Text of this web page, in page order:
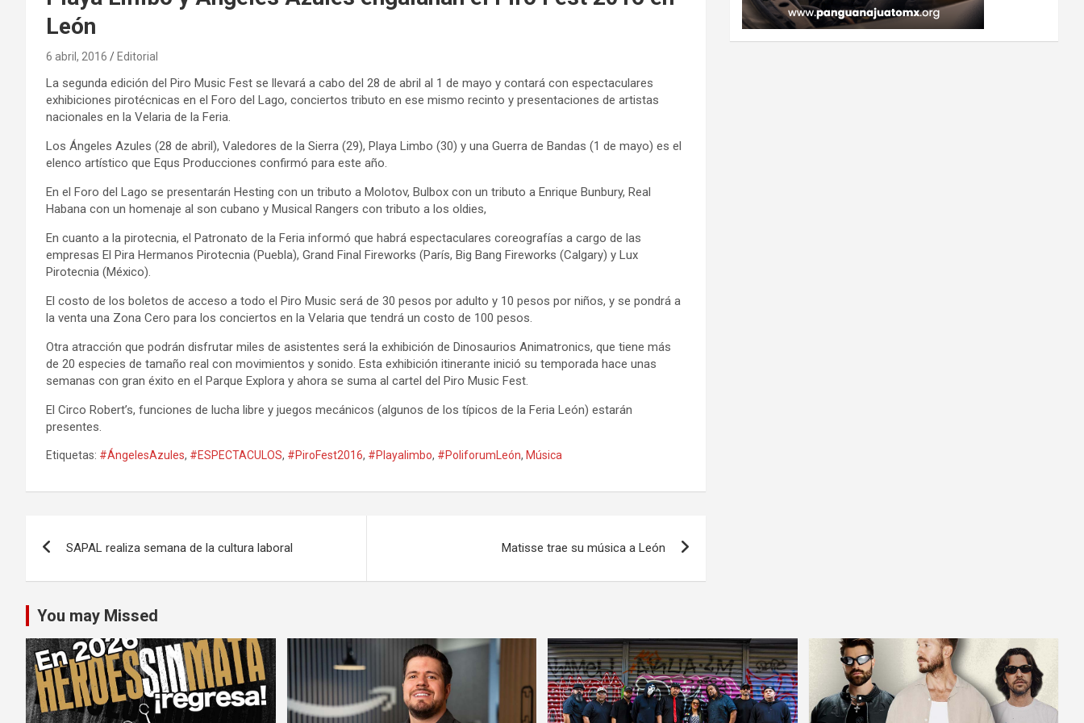
León
6 abril, 2016 Editorial
La segunda edición del Piro Music Fest se llevará a cabo del 28 de abril al 1 de mayo y contará con espectaculares
exhibiciones pirotécnicas en el Foro del Lago, conciertos tributo en ese mismo recinto y presentaciones de artistas
nacionales en la Velaria de la Feria.
Los Ángeles Azules (28 de abril), Valedores de la Sierra (29), Playa Limbo (30) y una Guerra de Bandas (1 de mayo) es el
elenco artístico que Equs Producciones confirmó para este año.
En el Foro del Lago se presentarán Hesting con un tributo a Molotov, Bulbox con un tributo a Enrique Bunbury, Real
Habana con un homenaje al son cubano y Musical Rangers con tributo a los oldies,
En cuanto a la pirotecnia, el Patronato de la Feria informó que habrá espectaculares coreografías a cargo de las
empresas El Pira Hermanos Pirotecnia (Puebla), Grand Final Fireworks (París, Big Bang Fireworks (Calgary) y Lux
Pirotecnia (México).
El costo de los boletos de acceso a todo el Piro Music será de 30 pesos por adulto y 10 pesos por niños, y se pondrá a
la venta una Zona Cero para los conciertos en la Velaria que tendrá un costo de 100 pesos.
Otra atracción que podrán disfrutar miles de asistentes será la exhibición de Dinosaurios Animatronics, que tiene más
de 20 especies de tamaño real con movimientos y sonido. Esta exhibición itinerante inició su temporada hace unas
semanas con gran éxito en el Parque Explora y ahora se suma al cartel del Piro Music Fest.
El Circo Robert’s, funciones de lucha libre y juegos mecánicos (algunos de los típicos de la Feria León) estarán
presentes.
Etiquetas: #ÁngelesAzules, #ESPECTACULOS, #PiroFest2016, #Playalimbo, #PoliforumLeón, Música
entradas
SAPAL realiza semana de la cultura laboral Matisse trae su música a León
You may Missed